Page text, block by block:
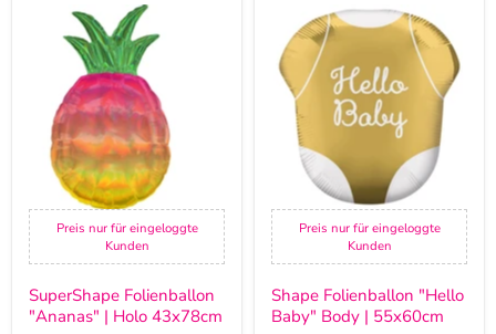
SuperShape
Folienballon
"Ananas"
43x78cm
Preis nur für eingeloggte
Kunden
SuperShape Folienballon
"Ananas" | Holo 43x78cm
Folienballon
"Hello
Baby"
Body
55x60cm
Preis nur für eingeloggte
Kunden
Shape Folienballon "Hello
Baby" Body | 55x60cm